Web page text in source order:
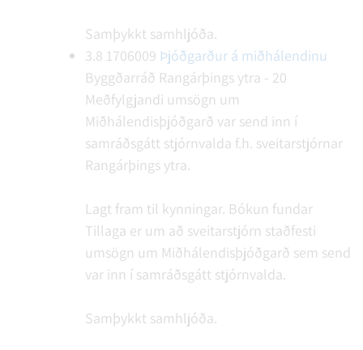
Samþykkt samhljóða.
3.8 1706009 Þjóðgarður á miðhálendinu
Byggðarráð Rangárþings ytra - 20
Meðfylgjandi umsögn um
Miðhálendisþjóðgarð var send inn í
samráðsgátt stjórnvalda f.h. sveitarstjórnar
Rangárþings ytra.
Lagt fram til kynningar. Bókun fundar
Tillaga er um að sveitarstjórn staðfesti
umsögn um Miðhálendisþjóðgarð sem send
var inn í samráðsgátt stjórnvalda.
Samþykkt samhljóða.